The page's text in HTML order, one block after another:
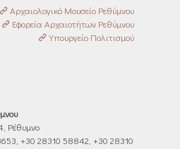
Αρχαιολογικό Μουσείο Ρεθύμνου
Εφορεία Αρχαιοτήτων Ρεθύμνου
Υπουργείο Πολιτισμού
Ρέθυμνο
+30 28310 58842, +30 28310